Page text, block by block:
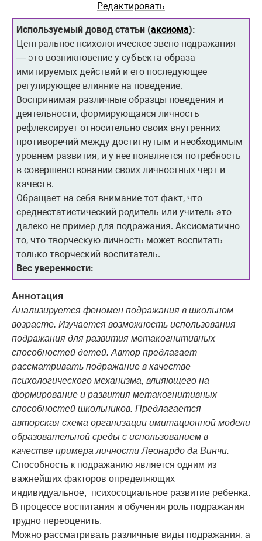
Редактировать
Используемый довод статьи (аксиома):
Центральное психологическое звено подражания
— это возникновение у субъекта образа
имитируемых действий и его последующее
регулирующее влияние на поведение.
Воспринимая различные образцы поведения и
деятельности, формирующаяся личность
рефлексирует относительно своих внутренних
противоречий между достигнутым и необходимым
уровнем развития, и у нее появляется потребность
в совершенствовании своих личностных черт и
качеств.
Обращает на себя внимание тот факт, что
среднестатистический родитель или учитель это
далеко не пример для подражания. Аксиоматично
то, что творческую личность может воспитать
только творческий воспитатель.
Вес уверенности:
Аннотация
Анализируется феномен подражания в школьном
возрасте. Изучается возможность использования
подражания для развития метакогнитивных
способностей детей. Автор предлагает
рассматривать подражание в качестве
психологического механизма, влияющего на
формирование и развития метакогнитивных
способностей школьников. Предлагается
авторская схема организации имитационной модели
образовательной среды с использованием в
качестве примера личности Леонардо да Винчи.
Способность к подражанию является одним из
важнейших факторов определяющих
индивидуальное, психосоциальное развитие ребенка.
В процессе воспитания и обучения роль подражания
трудно переоценить.
Можно рассматривать различные виды подражания, а